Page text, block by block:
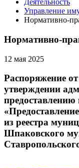
Деятельность
Управление
Нормативно-
Нормативно-
12 мая 2025
Распоряжение
утверждении
из реестра
Шпаковского